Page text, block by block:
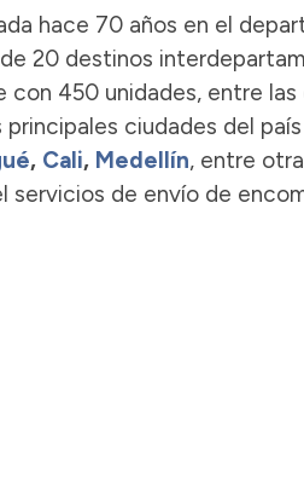
hace 70 años en el
20 destinos
con 450 unidades, entre
ciudades del
, Cali, Medellín, entre
de envío de